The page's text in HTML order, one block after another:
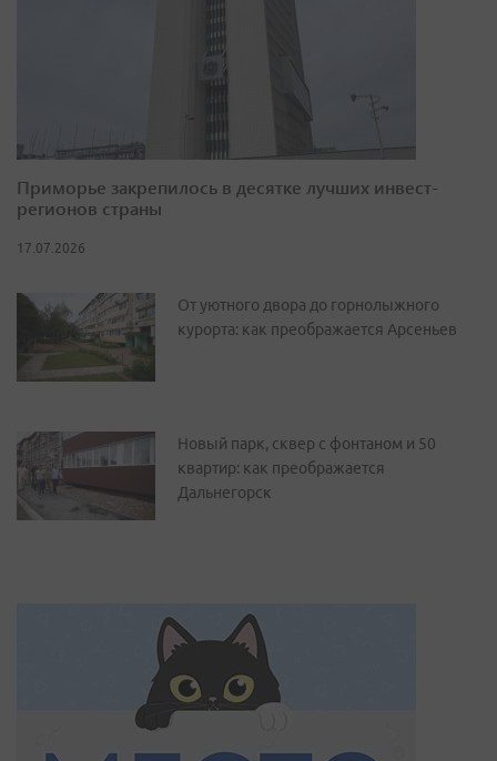
Приморье закрепилось в десятке лучших инвест-
регионов страны
17.07.2026
От уютного двора до горнолыжного
курорта: как преображается Арсеньев
Новый парк, сквер с фонтаном и 50
квартир: как преображается
Дальнегорск